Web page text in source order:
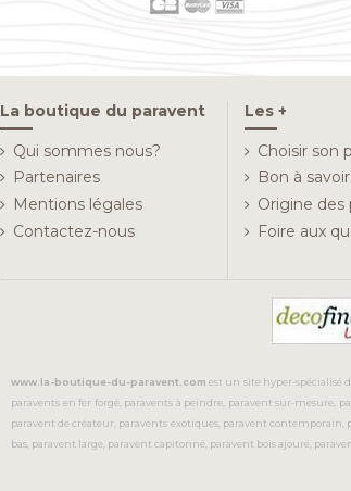
La boutique du paravent
Qui sommes nous?
Partenaires
Mentions légales
Contactez-nous
Les +
Choisir son
Bon à savoir
Origine des
Foire aux
www.la-boutique-du-paravent.com est un site hyper-spécialisé
paravents en fer forgé, paravents à peindre, paravent sur-mesure,
paravent de créateur, paravents exotiques, paravent
bas, paravent large, paravent capitonné, paravent bois ajouré,